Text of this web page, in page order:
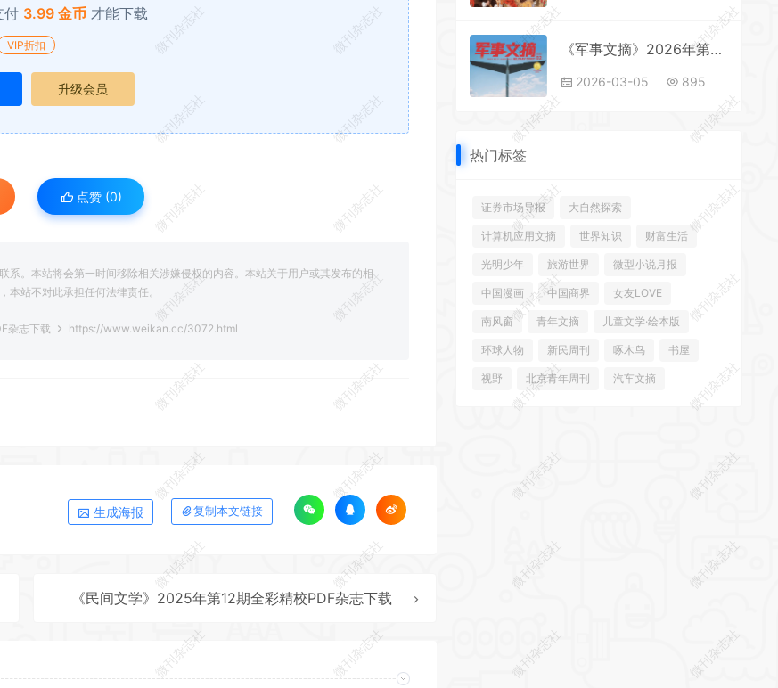
付 3.99 金币 才能下载
VIP折扣
升级会员
点赞 (0)
。本站将会第一时间移除相关涉嫌侵权的内容。本站关于用户或其发布的相
站不对此承担任何法律责任。
杂志下载 https://www.weikan.cc/3072.html
生成海报 复制本文链接
《民间文学》2025年第12期全彩精校PDF杂志下载
《军事文摘》2026年第2期全彩精校PDF杂志下载
2026-03-05 895
热门标签
证券市场导报 大自然探索
计算机应用文摘 世界知识 财富生活
光明少年 旅游世界 微型小说月报
中国漫画 中国商界 女友LOVE
南风窗 青年文摘 儿童文学·绘本版
环球人物 新民周刊 啄木鸟 书屋
视野 北京青年周刊 汽车文摘
微刊杂志社 微刊杂志社 微刊杂志社
微刊杂志社
微刊杂志社
微刊杂志社 微刊杂志社
微刊杂志社
微刊杂志社
微刊杂志社 微刊杂志社
微刊杂志社
微刊杂志社
微刊杂志社 微刊杂志社
微刊杂志社
微刊杂志社
微刊杂志社 微刊杂志社
微刊杂志社
微刊杂志社
微刊杂志社 微刊杂志社
微刊杂志社
微刊杂志社
微刊杂志社 微刊杂志社
微刊杂志社
微刊杂志社
微刊杂志社 微刊杂志社
微刊杂志社